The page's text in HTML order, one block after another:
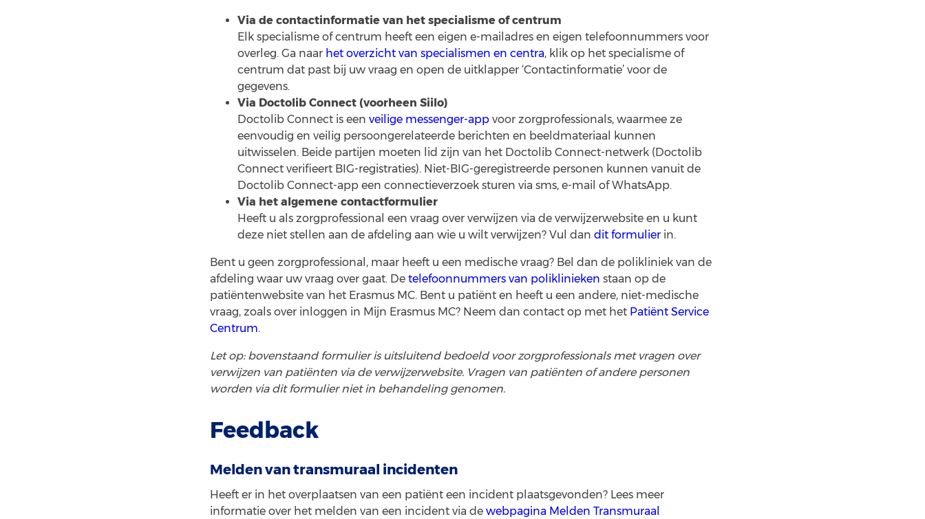
Via de contactinformatie van het specialisme of centrum
Elk specialisme of centrum heeft een eigen e-mailadres en eigen telefoonnummers voor
overleg. Ga naar het overzicht van specialismen en centra, klik op het specialisme of
centrum dat past bij uw vraag en open de uitklapper ‘Contactinformatie’ voor de
gegevens.
Via Doctolib Connect (voorheen Siilo)
Doctolib Connect is eenveilige messenger-app voor zorgprofessionals, waarmee ze
eenvoudig en veilig persoongerelateerde berichten en beeldmateriaal kunnen
uitwisselen. Beide partijen moeten lid zijn van het Doctolib Connect-netwerk (Doctolib
Connect verifieert BIG-registraties). Niet-BIG-geregistreerde personen kunnen vanuit de
Doctolib Connect-app een connectieverzoek sturen via sms, e-mail of WhatsApp.
Via het algemene contactformulier
Heeft u als zorgprofessional een vraag over verwijzen via de verwijzerwebsite en u kunt
deze niet stellen aan de afdeling aan wie u wilt verwijzen? Vul dandit formulier in.
Bent u geen zorgprofessional, maar heeft u een medische vraag? Bel dan de polikliniek van de
afdeling waar uw vraag over gaat. Detelefoonnummers van poliklinieken staan op de
patiëntenwebsite van het Erasmus MC. Bent u patiënt en heeft u een andere, niet-medische
vraag, zoals over inloggen in Mijn Erasmus MC? Neem dan contact op met het Patiënt Service
Centrum.
Let op: bovenstaand formulier is uitsluitend bedoeld voor zorgprofessionals met vragen over
verwijzen van patiënten via de verwijzerwebsite. Vragen van patiënten of andere personen
worden via dit formulier niet in behandeling genomen.
Feedback
Melden van transmuraal incidenten
Heeft er in het overplaatsen van een patiënt een incident plaatsgevonden? Lees meer
informatie over het melden van een incident via dewebpagina Melden Transmuraal